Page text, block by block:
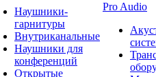
Наушники-
гарнитуры
Внутриканальные
Наушники для
конференций
Открытые
Pro Audio